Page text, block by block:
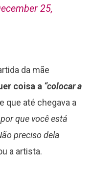
25,
da mãe
coisa a “colocar a
que até chegava a
por que você está
preciso dela
a artista.